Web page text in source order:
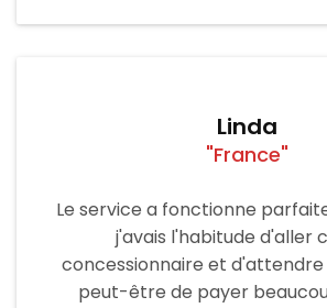
Linda
"France"
Le service a fonctionne
j'avais l'habitude d'aller
concessionnaire et
peut-être de payer